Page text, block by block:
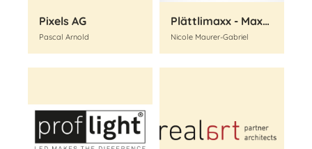
Pixels AG
Pascal Arnold
Plättlimaxx - Maxxpark AG
Nicole Maurer-Gabriel